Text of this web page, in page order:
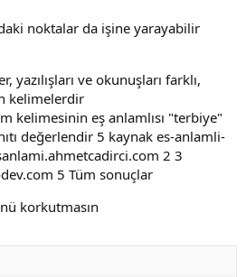
noktalar da işine yarayabilir
yazılışları ve okunuşları farklı,
kelimelerdir
kelimesinin eş anlamlısı "terbiye"
değerlendir 5 kaynak es-anlamli-
2 3
5 Tüm sonuçlar
korkutmasın